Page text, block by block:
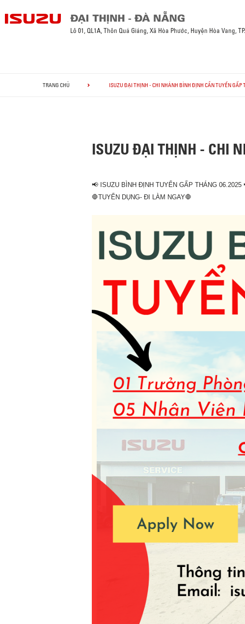
Lô 01, QL1A, Thôn Quá Giáng, Xã Hòa Phước, Huyện Hòa Vang,
TRANG CHỦ ISUZU ĐẠI THỊNH - CHI NHÁNH BÌNH ĐỊNH CẦN TUYỂN GẤP
ISUZU ĐẠI THỊNH - CHI
📢 ISUZU BÌNH ĐỊNH TUYỂN GẤP THÁNG 06.2025
🛑TUYỂN DỤNG- ĐI LÀM NGAY🛑